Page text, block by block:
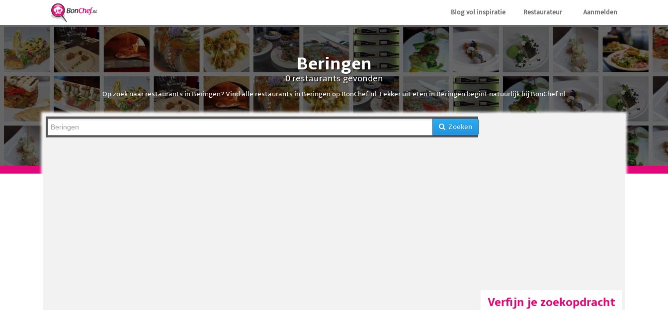
Aanmelden
Restaurateur
Blog vol inspiratie
Beringen
0 restaurants gevonden
Op zoek naar restaurants in Beringen? Vind alle restaurants in Beringen op BonChef.nl. Lekker uit eten in Beringen begint natuurlijk bij BonChef.nl
Zoeken
Verfijn je zoekopdracht